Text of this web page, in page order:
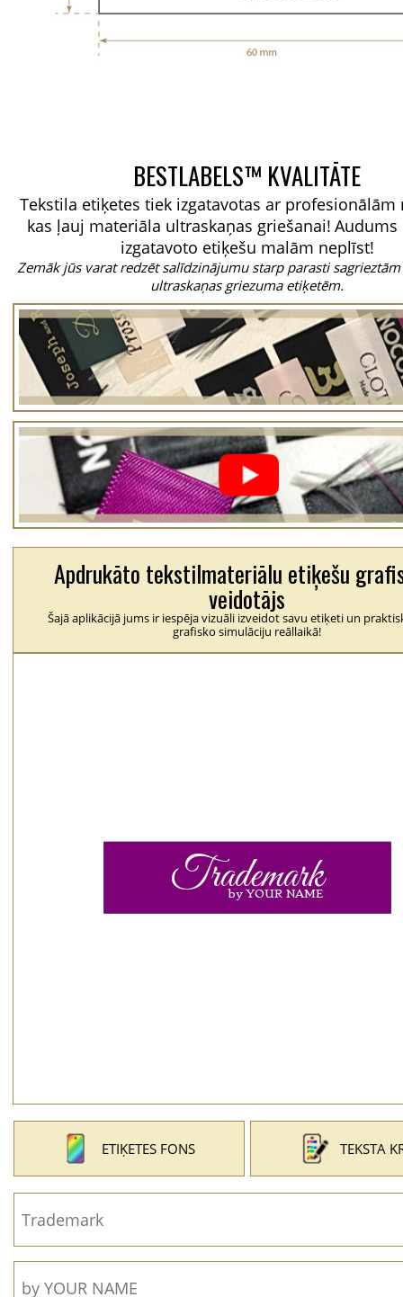
BESTLABELS™ KVALITĀTE
Tekstila etiķetes tiek izgatavotas ar profesionālām
kas ļauj materiāla ultraskaņas griešanai! Audums
izgatavoto etiķešu malām neplīst!
Zemāk jūs varat redzēt salīdzinājumu starp parasti
ultraskaņas griezuma etiķetēm.
Apdrukāto tekstilmateriālu etiķešu
veidotājs
Šajā aplikācijā jums ir iespēja vizuāli izveidot savu etiķeti un
grafisko simulāciju reāllaikā!
ETIĶETES FONS TEKSTA